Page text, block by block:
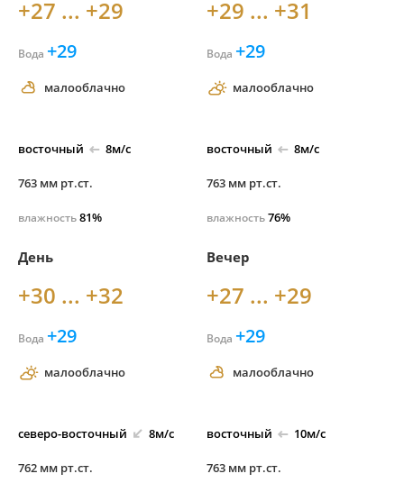
+27 ... +29
Вода +29
малооблачно
восточный 8м/с
763 мм рт.ст.
влажность81%
+29 ... +31
Вода +29
малооблачно
восточный 8м/с
763 мм рт.ст.
влажность76%
День
+30 ... +32
Вода +29
малооблачно
северо-восточный 8м/с
762 мм рт.ст.
Вечер
+27 ... +29
Вода +29
малооблачно
восточный 10м/с
763 мм рт.ст.